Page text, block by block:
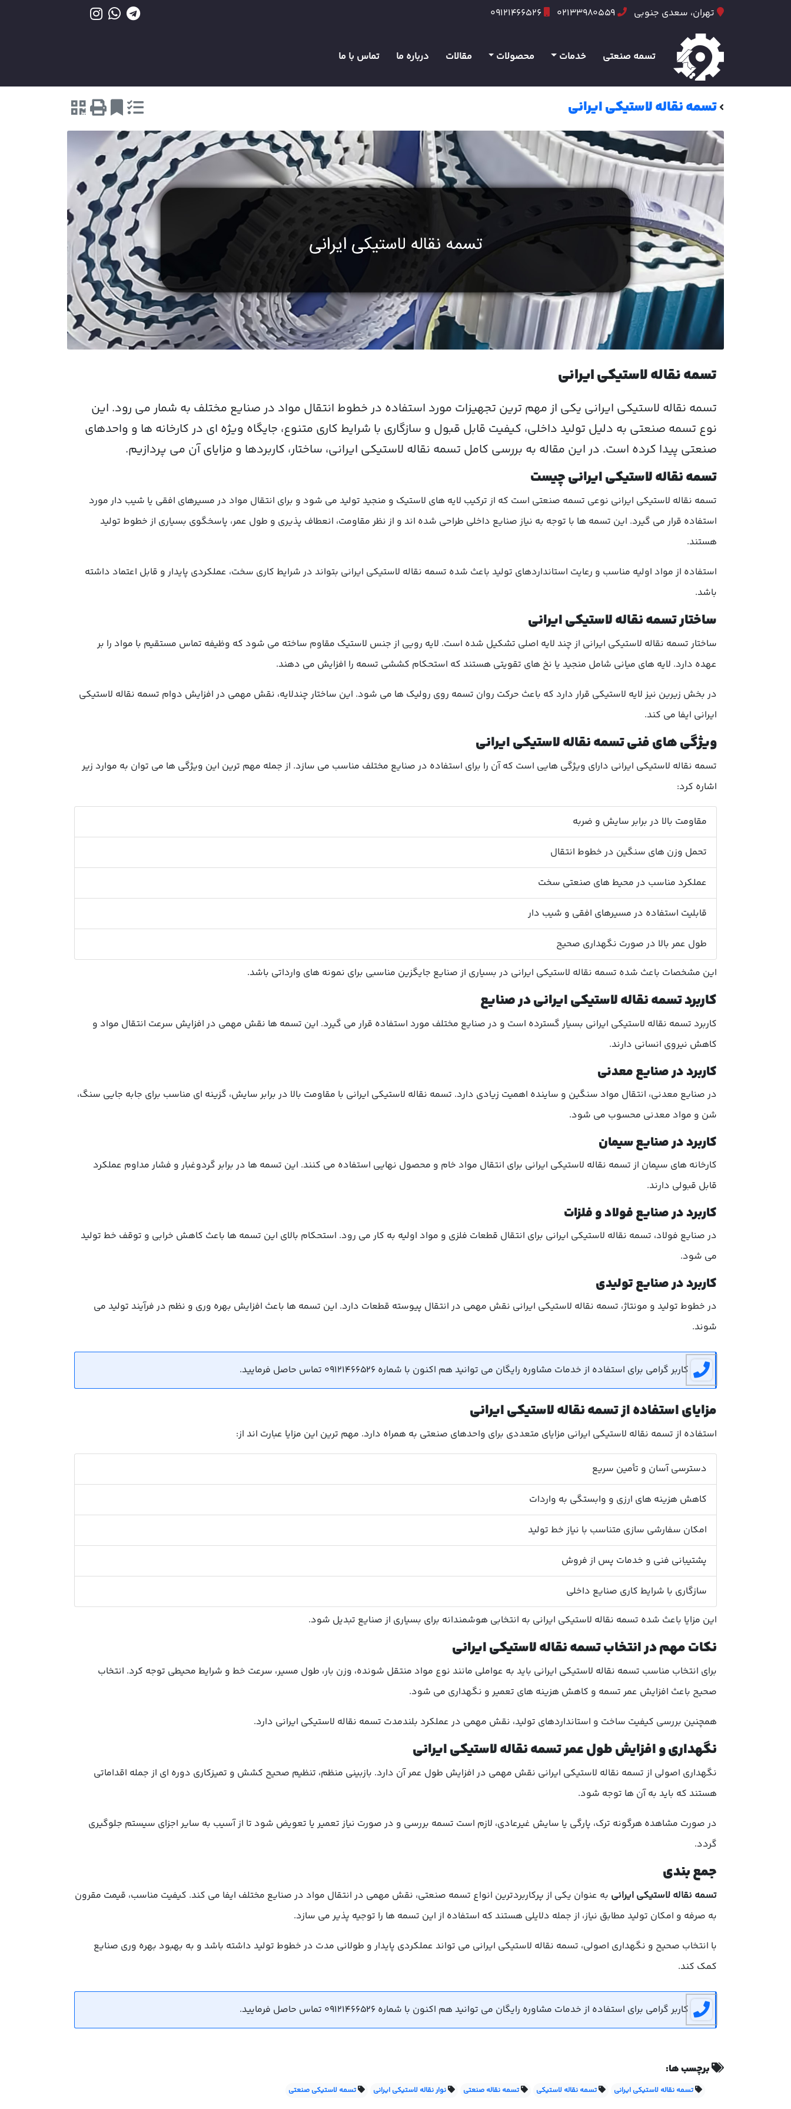
تهران، سعدی جنوبی 02133980559
09121466526
تسمه صنعتی خدمات محصولات مقالات درباره ما تماس با ما
تسمه نقاله لاستیکی ایرانی
تسمه نقاله لاستیکی ایرانی
تسمه نقاله لاستیکی ایرانی یکی از مهم ترین تجهیزات مورد استفاده در خطوط انتقال مواد در صنایع مختلف به شمار می رود. این
نوع تسمه صنعتی به دلیل تولید داخلی، کیفیت قابل قبول و سازگاری با شرایط کاری متنوع، جایگاه ویژه ای در کارخانه ها و واحدهای
صنعتی پیدا کرده است. در این مقاله به بررسی کامل تسمه نقاله لاستیکی ایرانی، ساختار، کاربردها و مزایای آن می پردازیم.
تسمه نقاله لاستیکی ایرانی چیست
تسمه نقاله لاستیکی ایرانی نوعی تسمه صنعتی است که از ترکیب لایه های لاستیک و منجید تولید می شود و برای انتقال مواد در مسیرهای افقی یا شیب دار مورد
استفاده قرار می گیرد. این تسمه ها با توجه به نیاز صنایع داخلی طراحی شده اند و از نظر مقاومت، انعطاف پذیری و طول عمر، پاسخگوی بسیاری از خطوط تولید
هستند.
استفاده از مواد اولیه مناسب و رعایت استانداردهای تولید باعث شده تسمه نقاله لاستیکی ایرانی بتواند در شرایط کاری سخت، عملکردی پایدار و قابل اعتماد داشته
باشد.
ساختار تسمه نقاله لاستیکی ایرانی
ساختار تسمه نقاله لاستیکی ایرانی از چند لایه اصلی تشکیل شده است. لایه رویی از جنس لاستیک مقاوم ساخته می شود که وظیفه تماس مستقیم با مواد را بر
عهده دارد. لایه های میانی شامل منجید یا نخ های تقویتی هستند که استحکام کششی تسمه را افزایش می دهند.
در بخش زیرین نیز لایه لاستیکی قرار دارد که باعث حرکت روان تسمه روی رولیک ها می شود. این ساختار چندلایه، نقش مهمی در افزایش دوام تسمه نقاله لاستیکی
ایرانی ایفا می کند.
ویژگی های فنی تسمه نقاله لاستیکی ایرانی
تسمه نقاله لاستیکی ایرانی دارای ویژگی هایی است که آن را برای استفاده در صنایع مختلف مناسب می سازد. از جمله مهم ترین این ویژگی ها می توان به موارد زیر
اشاره کرد:
مقاومت بالا در برابر سایش و ضربه
تحمل وزن های سنگین در خطوط انتقال
عملکرد مناسب در محیط های صنعتی سخت
قابلیت استفاده در مسیرهای افقی و شیب دار
طول عمر بالا در صورت نگهداری صحیح
این مشخصات باعث شده تسمه نقاله لاستیکی ایرانی در بسیاری از صنایع جایگزین مناسبی برای نمونه های وارداتی باشد.
کاربرد تسمه نقاله لاستیکی ایرانی در صنایع
کاربرد تسمه نقاله لاستیکی ایرانی بسیار گسترده است و در صنایع مختلف مورد استفاده قرار می گیرد. این تسمه ها نقش مهمی در افزایش سرعت انتقال مواد و
کاهش نیروی انسانی دارند.
کاربرد در صنایع معدنی
در صنایع معدنی، انتقال مواد سنگین و ساینده اهمیت زیادی دارد. تسمه نقاله لاستیکی ایرانی با مقاومت بالا در برابر سایش، گزینه ای مناسب برای جابه جایی سنگ،
شن و مواد معدنی محسوب می شود.
کاربرد در صنایع سیمان
کارخانه های سیمان از تسمه نقاله لاستیکی ایرانی برای انتقال مواد خام و محصول نهایی استفاده می کنند. این تسمه ها در برابر گردوغبار و فشار مداوم عملکرد
قابل قبولی دارند.
کاربرد در صنایع فولاد و فلزات
در صنایع فولاد، تسمه نقاله لاستیکی ایرانی برای انتقال قطعات فلزی و مواد اولیه به کار می رود. استحکام بالای این تسمه ها باعث کاهش خرابی و توقف خط تولید
می شود.
کاربرد در صنایع تولیدی
در خطوط تولید و مونتاژ، تسمه نقاله لاستیکی ایرانی نقش مهمی در انتقال پیوسته قطعات دارد. این تسمه ها باعث افزایش بهره وری و نظم در فرآیند تولید می
شوند.
کاربر گرامی برای استفاده از خدمات مشاوره رایگان می توانید هم اکنون با شماره 09121466526 تماس حاصل فرمایید.
مزایای استفاده از تسمه نقاله لاستیکی ایرانی
استفاده از تسمه نقاله لاستیکی ایرانی مزایای متعددی برای واحدهای صنعتی به همراه دارد. مهم ترین این مزایا عبارت اند از:
دسترسی آسان و تأمین سریع
کاهش هزینه های ارزی و وابستگی به واردات
امکان سفارشی سازی متناسب با نیاز خط تولید
پشتیبانی فنی و خدمات پس از فروش
سازگاری با شرایط کاری صنایع داخلی
این مزایا باعث شده تسمه نقاله لاستیکی ایرانی به انتخابی هوشمندانه برای بسیاری از صنایع تبدیل شود.
نکات مهم در انتخاب تسمه نقاله لاستیکی ایرانی
برای انتخاب مناسب تسمه نقاله لاستیکی ایرانی باید به عواملی مانند نوع مواد منتقل شونده، وزن بار، طول مسیر، سرعت خط و شرایط محیطی توجه کرد. انتخاب
صحیح باعث افزایش عمر تسمه و کاهش هزینه های تعمیر و نگهداری می شود.
همچنین بررسی کیفیت ساخت و استانداردهای تولید، نقش مهمی در عملکرد بلندمدت تسمه نقاله لاستیکی ایرانی دارد.
نگهداری و افزایش طول عمر تسمه نقاله لاستیکی ایرانی
نگهداری اصولی از تسمه نقاله لاستیکی ایرانی نقش مهمی در افزایش طول عمر آن دارد. بازبینی منظم، تنظیم صحیح کشش و تمیزکاری دوره ای از جمله اقداماتی
هستند که باید به آن ها توجه شود.
در صورت مشاهده هرگونه ترک، پارگی یا سایش غیرعادی، لازم است تسمه بررسی و در صورت نیاز تعمیر یا تعویض شود تا از آسیب به سایر اجزای سیستم جلوگیری
گردد.
جمع بندی
تسمه نقاله لاستیکی ایرانی به عنوان یکی از پرکاربردترین انواع تسمه صنعتی، نقش مهمی در انتقال مواد در صنایع مختلف ایفا می کند. کیفیت مناسب، قیمت مقرون
به صرفه و امکان تولید مطابق نیاز، از جمله دلایلی هستند که استفاده از این تسمه ها را توجیه پذیر می سازد.
با انتخاب صحیح و نگهداری اصولی، تسمه نقاله لاستیکی ایرانی می تواند عملکردی پایدار و طولانی مدت در خطوط تولید داشته باشد و به بهبود بهره وری صنایع
کمک کند.
کاربر گرامی برای استفاده از خدمات مشاوره رایگان می توانید هم اکنون با شماره 09121466526 تماس حاصل فرمایید.
برچسب ها:
تسمه نقاله لاستیکی ایرانی تسمه نقاله لاستیکی تسمه نقاله صنعتی نوار نقاله لاستیکی ایرانی تسمه لاستیکی صنعتی